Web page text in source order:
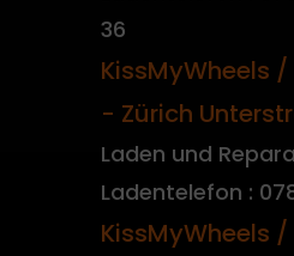
36
KissMyWheels /
- Zürich
Laden und
Ladentelefon :
KissMyWheels /